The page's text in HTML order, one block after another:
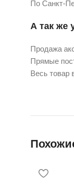
По Санкт-
А так же
Продажа
Прямые
Весь товар